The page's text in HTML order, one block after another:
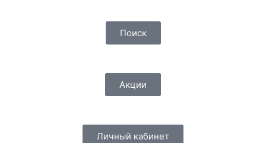
Поиск
Акции
Личный кабинет